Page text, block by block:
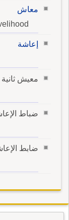
معاش
إعاشة
معيش ثانية
ضباط
ضابط